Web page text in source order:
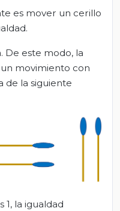
es mover un cerillo
De este modo, la
movimiento con
de la siguiente
1, la igualdad